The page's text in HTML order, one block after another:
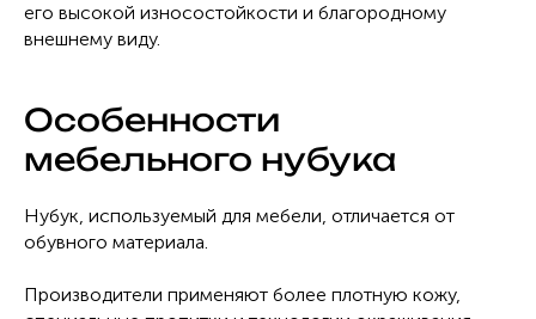
его высокой износостойкости и благородному
внешнему виду.
Особенности
мебельного нубука
Нубук, используемый для мебели, отличается от
обувного материала.
Производители применяют более плотную кожу,